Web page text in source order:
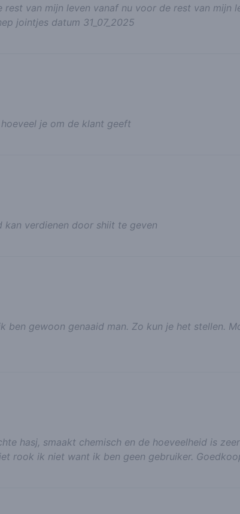
rest van mijn leven vanaf nu voor de rest van mijn
jointjes datum 31_07_2025
je om de klant geeft
kan verdienen door shiit te geven
ben gewoon genaaid man. Zo kun je het stellen.
hasj, smaakt chemisch en de hoeveelheid is
rook ik niet want ik ben geen gebruiker.